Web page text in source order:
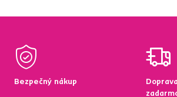
Bezpečný nákup